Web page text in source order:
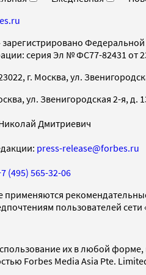
зарегистрировано
серия Эл № ФС77-82431 от
г. Москва, ул.
ул. Звенигородская 2-я, д.
Дмитриевич
press-release@forbes.ru
(495) 565-32-06
пользователей
их в любой
Forbes Media Asia Pte.